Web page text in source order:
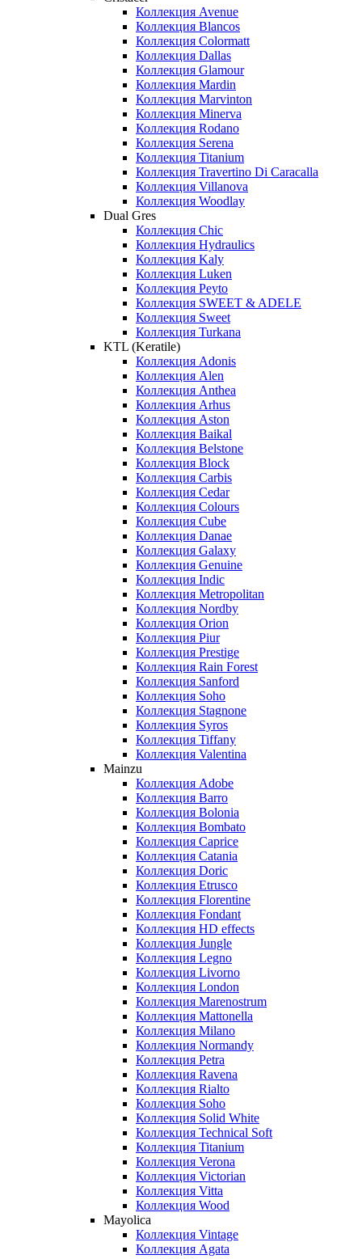
Коллекция Avenue
Коллекция Blancos
Коллекция Colormatt
Коллекция Dallas
Коллекция Glamour
Коллекция Mardin
Коллекция Marvinton
Коллекция Minerva
Коллекция Rodano
Коллекция Serena
Коллекция Titanium
Коллекция Travertino Di Caracalla
Коллекция Villanova
Коллекция Woodlay
Dual Gres
Коллекция Chic
Коллекция Hydraulics
Коллекция Kaly
Коллекция Luken
Коллекция Peyto
Коллекция SWEET & ADELE
Коллекция Sweet
Коллекция Turkana
KTL (Keratile)
Коллекция Adonis
Коллекция Alen
Коллекция Anthea
Коллекция Arhus
Коллекция Aston
Коллекция Baikal
Коллекция Belstone
Коллекция Block
Коллекция Carbis
Коллекция Cedar
Коллекция Colours
Коллекция Cube
Коллекция Danae
Коллекция Galaxy
Коллекция Genuine
Коллекция Indic
Коллекция Metropolitan
Коллекция Nordby
Коллекция Orion
Коллекция Piur
Коллекция Prestige
Коллекция Rain Forest
Коллекция Sanford
Коллекция Soho
Коллекция Stagnone
Коллекция Syros
Коллекция Tiffany
Коллекция Valentina
Mainzu
Коллекция Adobe
Коллекция Barro
Коллекция Bolonia
Коллекция Bombato
Коллекция Caprice
Коллекция Catania
Коллекция Doric
Коллекция Etrusco
Коллекция Florentine
Коллекция Fondant
Коллекция HD effects
Коллекция Jungle
Коллекция Legno
Коллекция Livorno
Коллекция London
Коллекция Marenostrum
Коллекция Mattonella
Коллекция Milano
Коллекция Normandy
Коллекция Petra
Коллекция Ravena
Коллекция Rialto
Коллекция Soho
Коллекция Solid White
Коллекция Technical Soft
Коллекция Titanium
Коллекция Verona
Коллекция Victorian
Коллекция Vitta
Коллекция Wood
Mayolica
Коллекция Vintage
Коллекция Agata